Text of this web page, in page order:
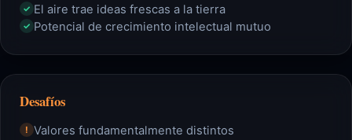
✓ El aire trae ideas frescas a la tierra
✓ Potencial de crecimiento intelectual mutuo
Desafíos
! Valores fundamentalmente distintos